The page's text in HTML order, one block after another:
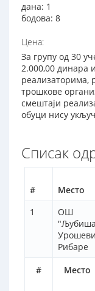
дана: 1
бодова: 8
Цена:
За групу од 30
2.000,00 динара
реализаторима,
трошкове
смештаји
обуци нису
Списак
# Место
# Место
1
ОШ
"Љубиша
Рибаре